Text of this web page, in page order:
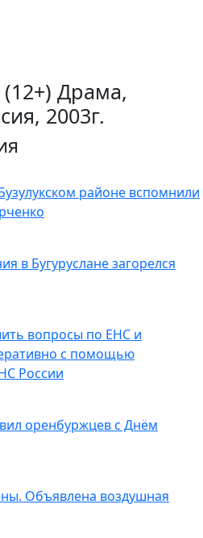
Драма,
2003г.
районе вспомнили
в Бугуруслане загорелся
вопросы по ЕНС и
с помощью
России
оренбуржцев с Днём
Объявлена воздушная